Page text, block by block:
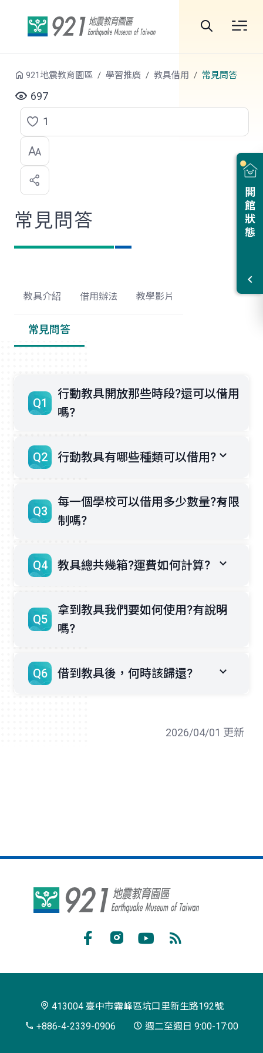
站
尋
開館狀態
921地震教育園區 學習推廣 教具借用 常見問答
697
點
選
喜
歡
1
常見問答
教具介紹 借用辦法 教學影片
常見問答
Q1
行動教具開放那些時段?還可以借用
嗎?
Q2 行動教具有哪些種類可以借用?
Q3
每一個學校可以借用多少數量?有限
制嗎?
Q4 教具總共幾箱?運費如何計算?
Q5
拿到教具我們要如何使用?有說明
嗎?
Q6 借到教具後，何時該歸還?
2026/04/01 更新
921
園
區
閱
413004 臺中市霧峰區坑口里新生路192號
+886-4-2339-0906
週二至週日 9:00-17:00